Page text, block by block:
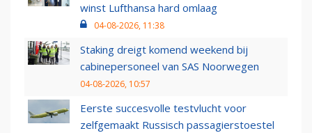
winst Lufthansa hard omlaag
04-08-2026, 11:38
Staking dreigt komend weekend bij
cabinepersoneel van SAS Noorwegen
04-08-2026, 10:57
Eerste succesvolle testvlucht voor
zelfgemaakt Russisch passagierstoestel